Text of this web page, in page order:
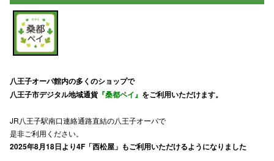
八王子オーパ館内の多くのショップで
八王子市デジタル地域通貨『桑都ペイ』 をご利用いただけます。
JR八王子駅南口連絡通路直結の八王子オーパで
是非ご利用ください。
2025年8月18日より4F「西松屋」もご利用いただけるようになりました
公式SNS
ソーシャル